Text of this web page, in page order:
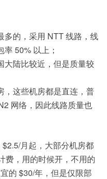
多的，采用 NTT 线路，线
50% 以上；
大陆比较近，但是质量较
，这些机房都是直连，普
网络，因此线路质量也
月起，大部分机房都
费，用的时候开，不用的
的 $30/年，但是仅限部